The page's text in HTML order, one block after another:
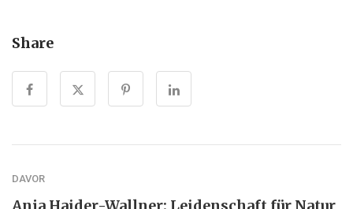
Share
DAVOR
Anja Haider-Wallner: Leidenschaft für Natur